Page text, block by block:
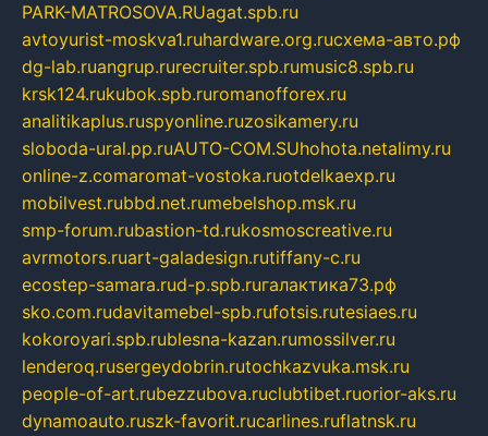
PARK-MATROSOVA.RUagat.spb.ru
avtoyurist-moskva1.ruhardware.org.ruсхема-авто.рф
dg-lab.ruangrup.rurecruiter.spb.rumusic8.spb.ru
krsk124.rukubok.spb.ruromanofforex.ru
analitikaplus.ruspyonline.ruzosikamery.ru
sloboda-ural.pp.ruAUTO-COM.SUhohota.netalimy.ru
online-z.comaromat-vostoka.ruotdelkaexp.ru
mobilvest.rubbd.net.rumebelshop.msk.ru
smp-forum.rubastion-td.rukosmoscreative.ru
avrmotors.ruart-galadesign.rutiffany-c.ru
ecostep-samara.rud-p.spb.ruгалактика73.рф
sko.com.rudavitamebel-spb.rufotsis.rutesiaes.ru
kokoroyari.spb.rublesna-kazan.rumossilver.ru
lenderoq.rusergeydobrin.rutochkazvuka.msk.ru
people-of-art.rubezzubova.ruclubtibet.ruorior-aks.ru
dynamoauto.ruszk-favorit.rucarlines.ruflatnsk.ru